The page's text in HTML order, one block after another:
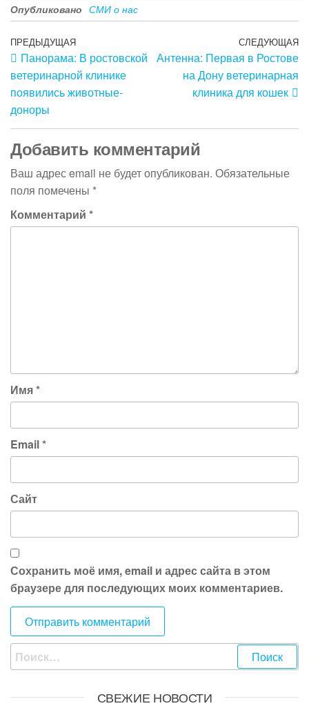
Опубликовано СМИ о нас
Навигация
по
записям
Предыдущая
запись
ПРЕДЫДУЩАЯ
Панорама: В ростовской
ветеринарной клинике
появились животные-
доноры
СЛЕДУЮЩАЯ
Антенна: Первая в Ростове
на Дону ветеринарная
клиника для кошек
Добавить комментарий
Ваш адрес email не будет опубликован. Обязательные
поля помечены *
Комментарий *
Имя*
Email*
Сайт
Сохранить моё имя, email и адрес сайта в этом
браузере для последующих моих комментариев.
Найти:
СВЕЖИЕ НОВОСТИ